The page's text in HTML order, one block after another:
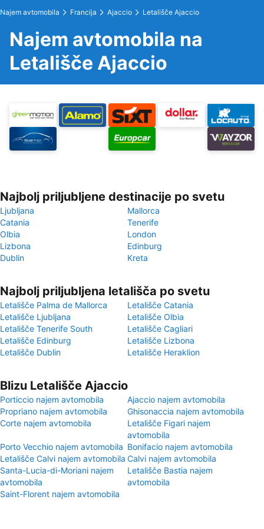
Najem avtomobila Francija Ajaccio Letališče Ajaccio
Najem avtomobila na
Letališče Ajaccio
Najbolj priljubljene destinacije po svetu
Ljubljana
Mallorca
Catania
Tenerife
Olbia
London
Lizbona
Edinburg
Dublin
Kreta
Najbolj priljubljena letališča po svetu
Letališče Palma de Mallorca
Letališče Catania
Letališče Ljubljana
Letališče Olbia
Letališče Tenerife South
Letališče Cagliari
Letališče Edinburg
Letališče Lizbona
Letališče Dublin
Letališče Heraklion
Blizu Letališče Ajaccio
Porticcio najem avtomobila
Ajaccio najem avtomobila
Propriano najem avtomobila
Ghisonaccia najem avtomobila
Corte najem avtomobila
Letališče Figari najem
avtomobila
Porto Vecchio najem avtomobila Bonifacio najem avtomobila
Letališče Calvi najem avtomobila Calvi najem avtomobila
Santa-Lucia-di-Moriani najem
avtomobila
Letališče Bastia najem
avtomobila
Saint-Florent najem avtomobila